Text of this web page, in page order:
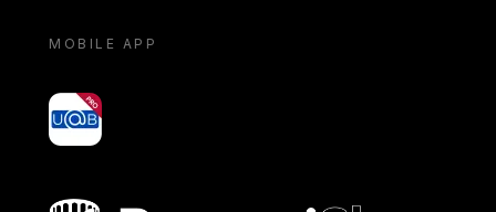
MOBILE APP
yoU@B